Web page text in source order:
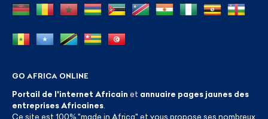
GO AFRICA ONLINE
Portail de l'internet Africain et annuaire pages jaunes des
entreprises Africaines
Ce site est 100% "made in Africa" et vous propose ses nombreux